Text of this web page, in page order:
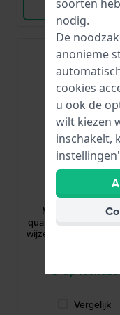
Bekijk Product
671970
Minilip 29 mm
quartzhorloge met
wijzerplaat met drie
● Op voorraad
Vergelijk
soorten
nodig.
De
anonieme
cookies
u ook de
wilt kiezen
inschakelt,